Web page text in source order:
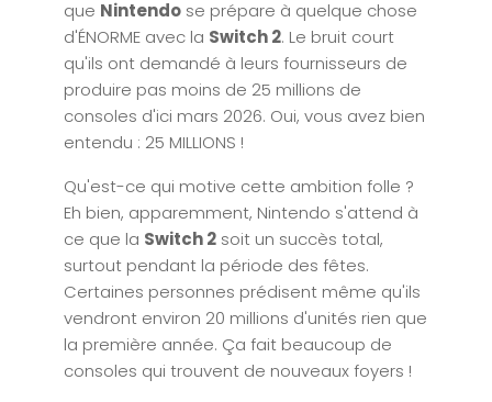
que Nintendo se prépare à quelque chose
d'ÉNORME avec la Switch 2. Le bruit court
qu'ils ont demandé à leurs fournisseurs de
produire pas moins de 25 millions de
consoles d'ici mars 2026. Oui, vous avez bien
entendu : 25 MILLIONS !
Qu'est-ce qui motive cette ambition folle ?
Eh bien, apparemment, Nintendo s'attend à
ce que la Switch 2 soit un succès total,
surtout pendant la période des fêtes.
Certaines personnes prédisent même qu'ils
vendront environ 20 millions d'unités rien que
la première année. Ça fait beaucoup de
consoles qui trouvent de nouveaux foyers !